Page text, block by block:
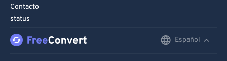
Contacto
status
Español